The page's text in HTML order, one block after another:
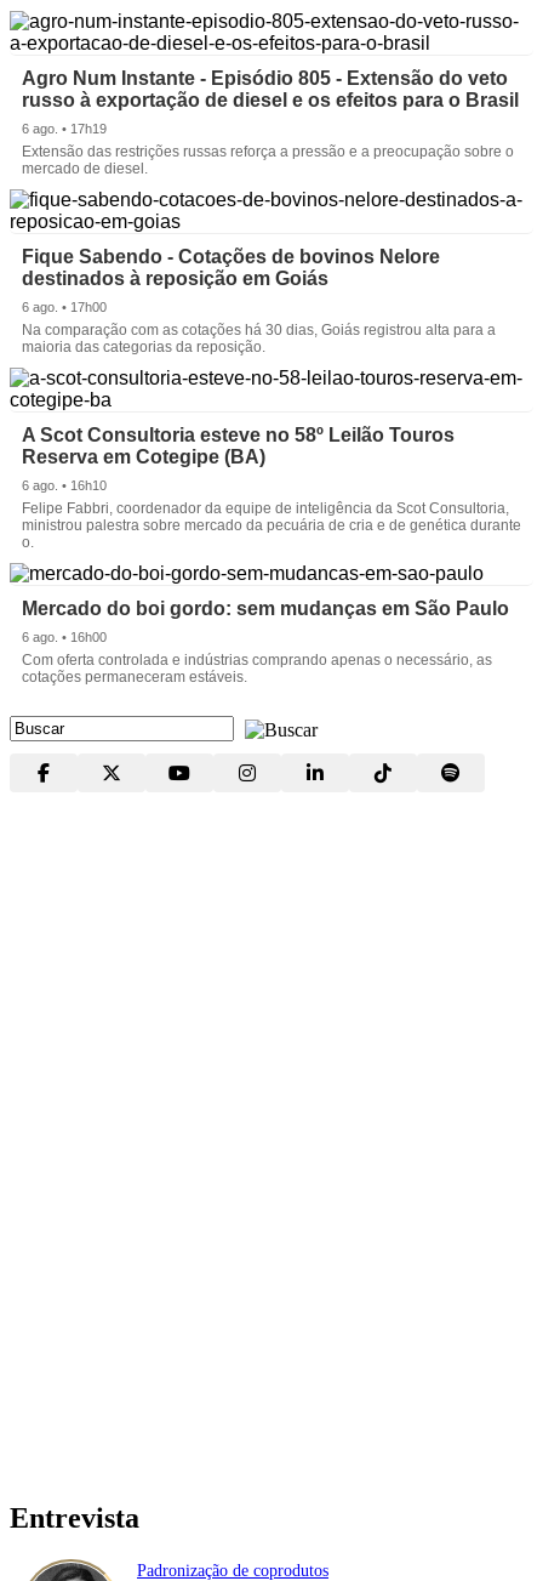
Agro Num Instante - Episódio 805 - Extensão do veto
russo à exportação de diesel e os efeitos para o Brasil
6 ago. • 17h19
Extensão das restrições russas reforça a pressão e a preocupação sobre o
mercado de diesel.
Fique Sabendo - Cotações de bovinos Nelore
destinados à reposição em Goiás
6 ago. • 17h00
Na comparação com as cotações há 30 dias, Goiás registrou alta para a
maioria das categorias da reposição.
A Scot Consultoria esteve no 58º Leilão Touros
Reserva em Cotegipe (BA)
6 ago. • 16h10
Felipe Fabbri, coordenador da equipe de inteligência da Scot Consultoria,
ministrou palestra sobre mercado da pecuária de cria e de genética durante
o.
Mercado do boi gordo: sem mudanças em São Paulo
6 ago. • 16h00
Com oferta controlada e indústrias comprando apenas o necessário, as
cotações permaneceram estáveis.
Entrevista
Padronização de coprodutos